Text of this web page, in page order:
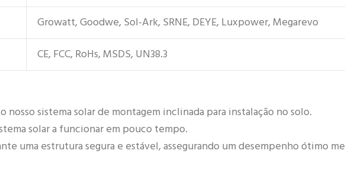
Growatt, Goodwe, Sol-Ark, SRNE, DEYE, Luxpower, Megarevo
CE, FCC, RoHs, MSDS, UN38.3
sistema solar de montagem inclinada para instalação no solo.
solar a funcionar em pouco tempo.
uma estrutura segura e estável, assegurando um desempenho ótimo